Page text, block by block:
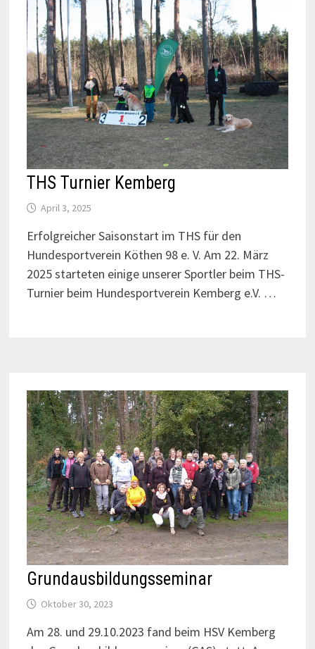
THS Turnier Kemberg
April 3, 2025
Erfolgreicher Saisonstart im THS für den
Hundesportverein Köthen 98 e. V. Am 22. März
2025 starteten einige unserer Sportler beim THS-
Turnier beim Hundesportverein Kemberg e.V. …
Grundausbildungsseminar
Oktober 30, 2023
Am 28. und 29.10.2023 fand beim HSV Kemberg